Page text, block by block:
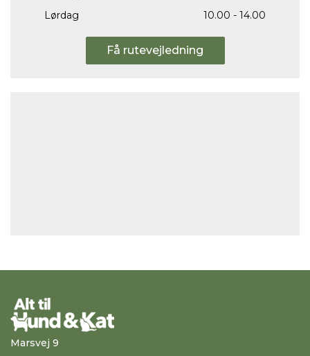
Lørdag
10.00 - 14.00
Få rutevejledning
Marsvej 9